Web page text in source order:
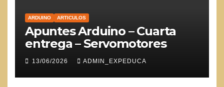
ARDUINO ARTICULOS
Apuntes Arduino – Cuarta
entrega – Servomotores
13/06/2026 ADMIN_EXPEDUCA